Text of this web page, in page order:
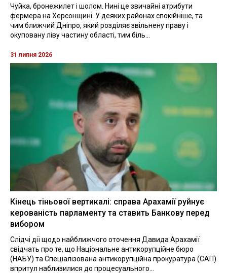
Чуйка, бронежилет і шолом. Нині це звичайні атрибути
фермера на Херсонщині. У деяких районах спокійніше, та
чим ближчий Дніпро, який розділяє звільнену праву і
окуповану ліву частину області, тим біль...
31 липня 2026
Кінець тіньової вертикалі: справа Арахамії руйнує
керованість парламенту та ставить Банкову перед
вибором
Слідчі дії щодо найближчого оточення Давида Арахамії
свідчать про те, що Національне антикорупційне бюро
(НАБУ) та Спеціалізована антикорупційна прокуратура (САП)
впритул наблизилися до процесуального...